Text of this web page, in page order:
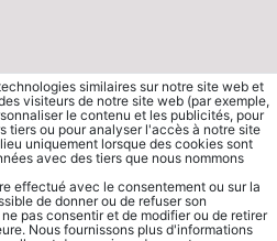
similaires sur notre site web et
visiteurs de notre site web (par exemple,
le contenu et les publicités, pour
tiers ou pour analyser l'accès à notre site
uniquement lorsque des cookies sont
avec des tiers que nous nommons
effectué avec le consentement ou sur la
de donner ou de refuser son
pas consentir et de modifier ou de retirer
Nous fournissons plus d'informations